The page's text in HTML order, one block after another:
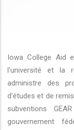
Iowa College Aid
l'université et la
administre des
d'études et de
subventions
gouvernement